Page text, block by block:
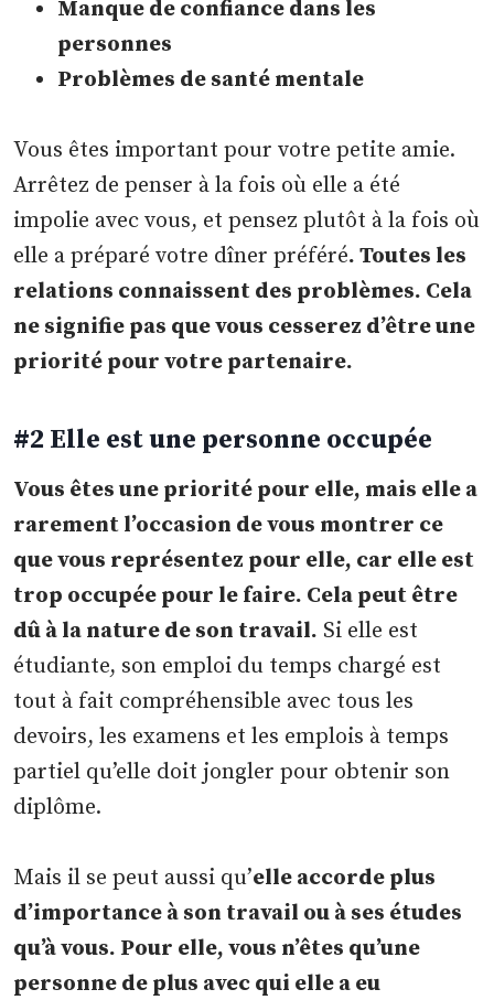
Manque de confiance dans les
personnes
Problèmes de santé mentale
Vous êtes important pour votre petite amie.
Arrêtez de penser à la fois où elle a été
impolie avec vous, et pensez plutôt à la fois où
elle a préparé votre dîner préféré. Toutes les
relations connaissent des problèmes. Cela
ne signifie pas que vous cesserez d’être une
priorité pour votre partenaire.
#2 Elle est une personne occupée
Vous êtes une priorité pour elle, mais elle a
rarement l’occasion de vous montrer ce
que vous représentez pour elle, car elle est
trop occupée pour le faire. Cela peut être
dû à la nature de son travail. Si elle est
étudiante, son emploi du temps chargé est
tout à fait compréhensible avec tous les
devoirs, les examens et les emplois à temps
partiel qu’elle doit jongler pour obtenir son
diplôme.
Mais il se peut aussi qu’elle accorde plus
d’importance à son travail ou à ses études
qu’à vous. Pour elle, vous n’êtes qu’une
personne de plus avec qui elle a eu